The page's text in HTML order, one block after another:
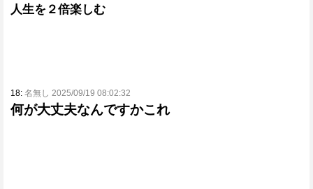
人生を２倍楽しむ
18: 名無し 2025/09/19 08:02:32
何が大丈夫なんですかこれ